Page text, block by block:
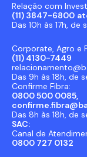
Relação com
(11) 3847-6800
Das 10h às 17h,
Corporate, Agro e
(11) 4130-7449
Das 9h às 18h, de
Confirme Fibra:
0800 500 0085,
Das 8h às 18h, de
SAC:
Canal de
0800 727 0132